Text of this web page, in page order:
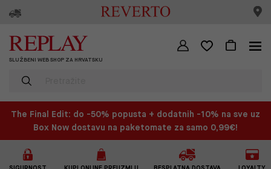
SLUŽBENI WEB SHOP ZA HRVATSKU
The Final Edit: do -50% popusta + dodatnih -10% na sve uz
Box Now dostavu na paketomate za samo 0,99€!